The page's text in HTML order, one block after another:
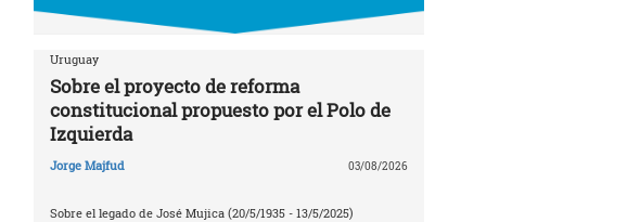
Uruguay
Sobre el proyecto de reforma
constitucional propuesto por el Polo de
Izquierda
Jorge Majfud 03/08/2026
Sobre el legado de José Mujica (20/5/1935 - 13/5/2025)